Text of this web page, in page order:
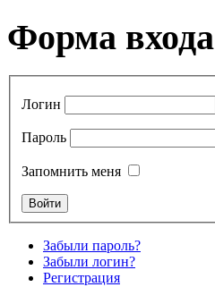
Форма входа
Логин
Пароль
Запомнить меня
Забыли пароль?
Забыли логин?
Регистрация